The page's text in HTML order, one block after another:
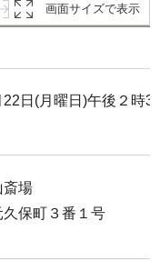
画面サイズで表示
日(月曜日)午後２時
場
保町３番１号